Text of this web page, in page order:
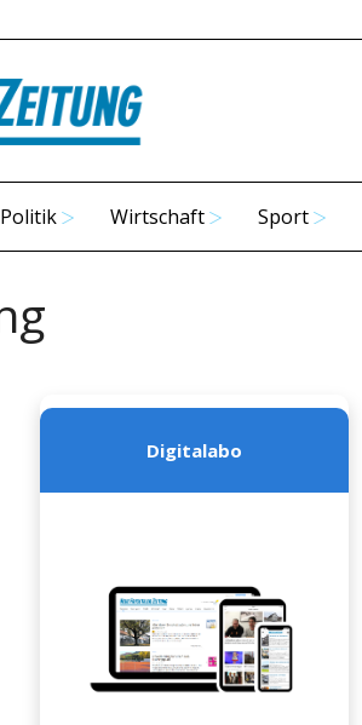
Politik Wirtschaft Sport